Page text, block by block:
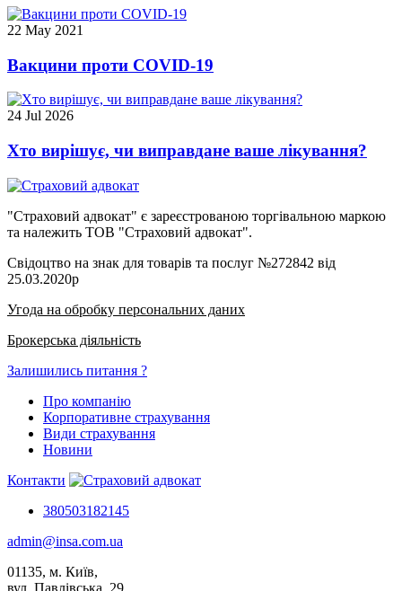
22 May 2021
Вакцини проти COVID-19
24 Jul 2026
Хто вирішує, чи виправдане ваше лікування?
"Страховий адвокат" є зареєстрованою торгівальною маркою
та належить ТОВ "Страховий адвокат".
Свідоцтво на знак для товарів та послуг №272842 від
25.03.2020р
Угода на обробку персональних даних
Брокерська діяльність
Залишились питання ?
Про компанію
Корпоративне страхування
Види страхування
Новини
Контакти
380503182145
admin@insa.com.ua
01135, м. Київ,
вул. Павлівська, 29